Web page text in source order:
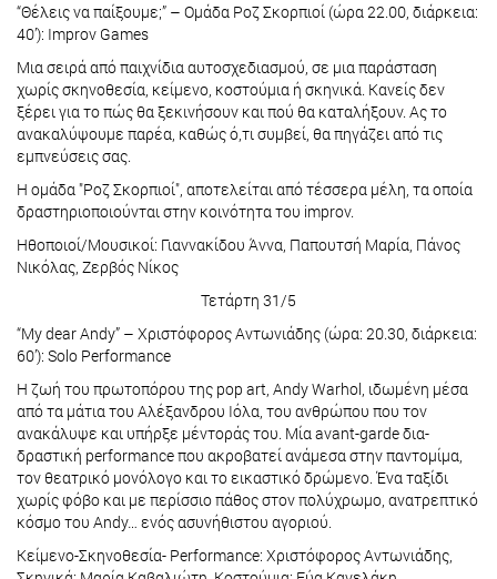
“Θέλεις να παίξουμε;” – Ομάδα Ροζ Σκορπιοί (ώρα 22.00, διάρκεια:
40’): Improv Games
Μια σειρά από παιχνίδια αυτοσχεδιασμού, σε μια παράσταση
χωρίς σκηνοθεσία, κείμενο, κοστούμια ή σκηνικά. Κανείς δεν
ξέρει για το πώς θα ξεκινήσουν και πού θα καταλήξουν. Ας το
ανακαλύψουμε παρέα, καθώς ό,τι συμβεί, θα πηγάζει από τις
εμπνεύσεις σας.
Η ομάδα "Ροζ Σκορπιοί", αποτελείται από τέσσερα μέλη, τα οποία
δραστηριοποιούνται στην κοινότητα του improv.
Ηθοποιοί/Μουσικοί: Γιαννακίδου Άννα, Παπουτσή Μαρία, Πάνος
Νικόλας, Ζερβός Νίκος
Τετάρτη 31/5
“My dear Andy” – Χριστόφορος Αντωνιάδης (ώρα: 20.30, διάρκεια:
60’): Solo Performance
Η ζωή του πρωτοπόρου της pop art, Andy Warhol, ιδωμένη µέσα
από τα µάτια του Αλέξανδρου Ιόλα, του ανθρώπου που τον
ανακάλυψε και υπήρξε µέντοράς του. Μία avant-garde δια-
δραστική performance που ακροβατεί ανάμεσα στην παντομίμα,
τον θεατρικό μονόλογο και το εικαστικό δρώμενο. Ένα ταξίδι
χωρίς φόβο και με περίσσιο πάθος στον πολύχρωμο, ανατρεπτικό
κόσμο του Andy… ενός ασυνήθιστου αγοριού.
Κείμενο-Σκηνοθεσία- Performance: Χριστόφορος Αντωνιάδης,